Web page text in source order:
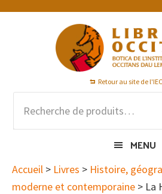
Passer
Passer
Passer
Retour au site de
pour :
MENU
Accueil > Livres > Histoire,
moderne et contemporaine > La